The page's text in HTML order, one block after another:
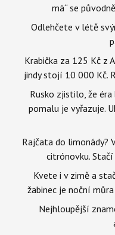
má“ se
Odlehčete v létě
Krabička za 125 Kč z
jindy stojí 10 000 Kč.
Rusko zjistilo, že
pomalu je vyřazuje.
Rajčata do limonády?
citrónovku.
Kvete i v zimě a
žabinec je noční
Nejhloupější